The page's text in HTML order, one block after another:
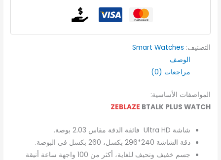
التصنيف: Smart Watches
الوصف
مراجعات (0)
المواصفات الأساسية:
ZEBLAZE BTALK PLUS WATCH
شاشة Ultra HD فائقة الدقة مقاس 2.03 بوصة.
دقة الشاشة 240*296 بكسل، 260 بكسل في البوصة.
جسم خفيف ونحيف للغاية، أكثر من 100 واجهة ساعة أنيقة